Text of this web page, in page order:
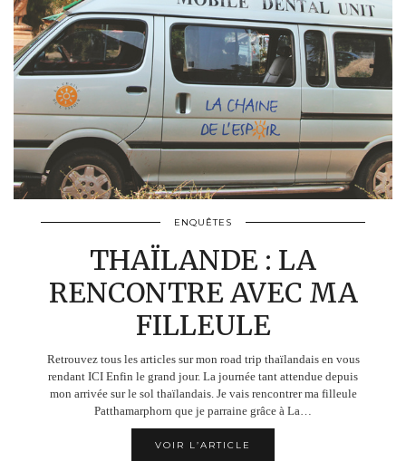
ENQUÊTES
THAÏLANDE : LA
RENCONTRE AVEC MA
FILLEULE
Retrouvez tous les articles sur mon road trip thaïlandais en vous
rendant ICI Enfin le grand jour. La journée tant attendue depuis
mon arrivée sur le sol thaïlandais. Je vais rencontrer ma filleule
Patthamarphorn que je parraine grâce à La…
VOIR L’ARTICLE